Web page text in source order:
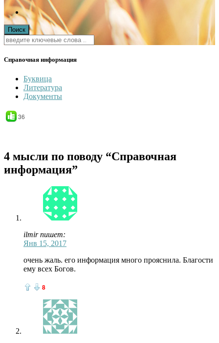
Справочная информация
Буквица
Литература
Документы
36
4 мысли по поводу “Справочная
информация”
ilmir пишет:
Янв 15, 2017
очень жаль. его информация много прояснила. Благости
ему всех Богов.
8